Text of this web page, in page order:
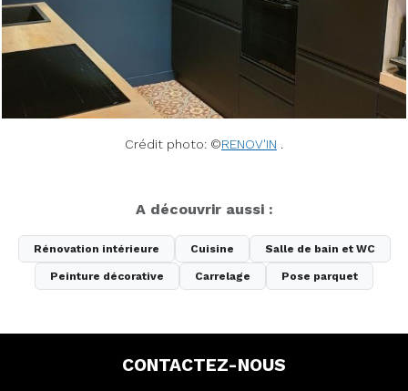
Crédit photo: ©RENOV'IN .
A découvrir aussi :
Rénovation intérieure Cuisine Salle de bain et WC
Peinture décorative Carrelage Pose parquet
CONTACTEZ-NOUS